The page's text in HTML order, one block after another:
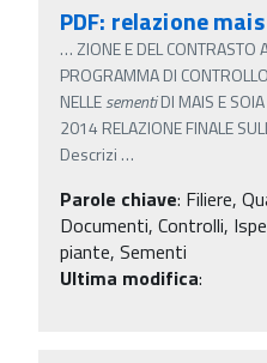
PDF: relazione
… ZIONE E DEL CONTRASTO
PROGRAMMA DI
NELLEsementiDI MAIS E SOIA
2014 RELAZIONE FINALE
Descrizi …
Parole chiave: Filiere,
Documenti, Controlli,
piante, Sementi
Ultima modifica: